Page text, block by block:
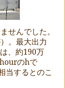
せんでした。
。最大出力
、約190万
hourのhで
当するとのこ